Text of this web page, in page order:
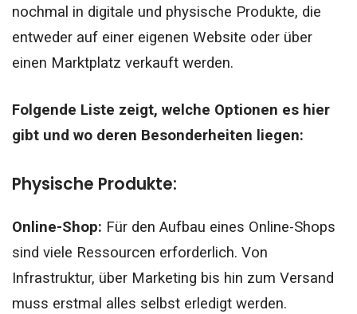
nochmal in digitale und physische Produkte, die
entweder auf einer eigenen Website oder über
einen Marktplatz verkauft werden.
Folgende Liste zeigt, welche Optionen es hier
gibt und wo deren Besonderheiten liegen:
Physische Produkte:
Online-Shop: Für den Aufbau eines Online-Shops
sind viele Ressourcen erforderlich. Von
Infrastruktur, über Marketing bis hin zum Versand
muss erstmal alles selbst erledigt werden.